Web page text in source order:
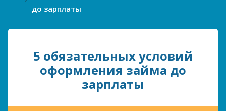
до зарплаты
5 обязательных условий
оформления займа до
зарплаты